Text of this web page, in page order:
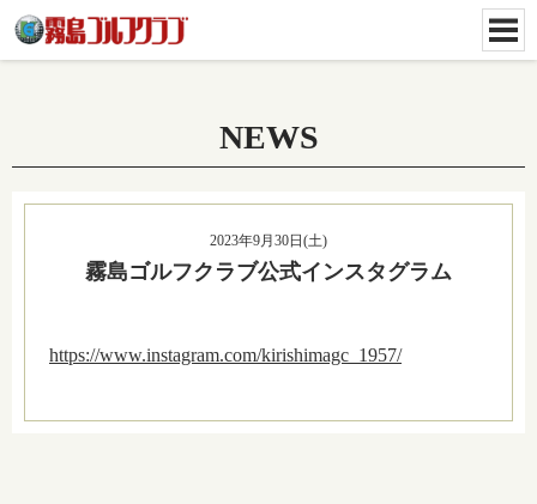
NEWS
2023年9月30日(土)
霧島ゴルフクラブ公式インスタグラム
https://www.instagram.com/kirishimagc_1957/